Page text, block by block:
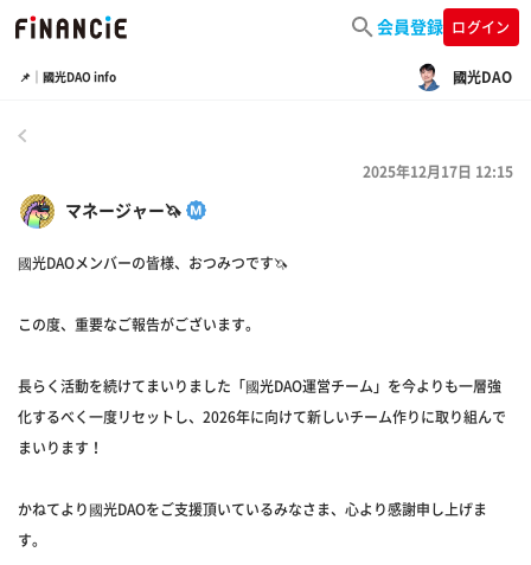
会員登録 ログイン
📌｜國光DAO info 國光DAO
マネージャー🦄
2025年12月17日 12:15
國光DAOメンバーの皆様、おつみつです🦄
この度、重要なご報告がございます。
長らく活動を続けてまいりました「國光DAO運営チーム」を今よりも一層強
化するべく一度リセットし、2026年に向けて新しいチーム作りに取り組んで
まいります！
かねてより國光DAOをご支援頂いているみなさま、心より感謝申し上げま
す。